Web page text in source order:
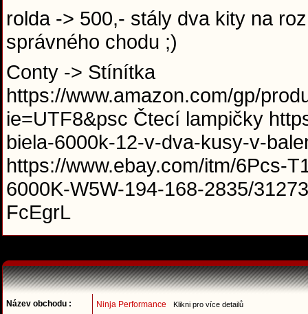
rolda -> 500,- stály dva kity na
správného chodu ;)
Conty -> Stínítka
https://www.amazon.com/gp/
ie=UTF8&psc Čtecí lampičky
biela-6000k-12-v-dva-kusy-v-
https://www.ebay.com/itm/6Pcs-
6000K-W5W-194-168-2835/
FcEgrL
Název obchodu : Ninja Performance Klikni pro více detailů